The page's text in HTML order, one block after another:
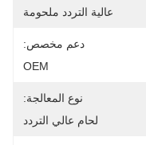
عالية التردد ملحومة
دعم مخصص:
OEM
نوع المعالجة:
لحام عالي التردد